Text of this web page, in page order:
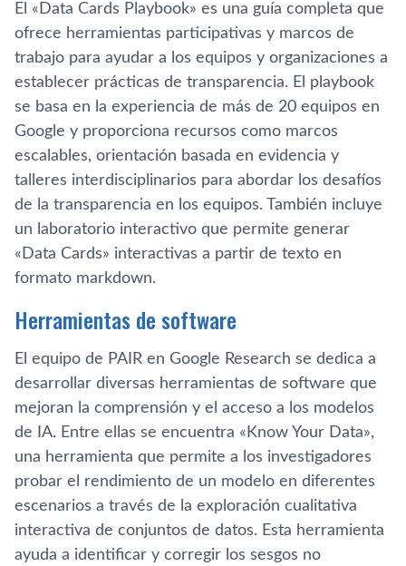
El «Data Cards Playbook» es una guía completa que
ofrece herramientas participativas y marcos de
trabajo para ayudar a los equipos y organizaciones a
establecer prácticas de transparencia. El playbook
se basa en la experiencia de más de 20 equipos en
Google y proporciona recursos como marcos
escalables, orientación basada en evidencia y
talleres interdisciplinarios para abordar los desafíos
de la transparencia en los equipos. También incluye
un laboratorio interactivo que permite generar
«Data Cards» interactivas a partir de texto en
formato markdown.
Herramientas de software
El equipo de PAIR en Google Research se dedica a
desarrollar diversas herramientas de software que
mejoran la comprensión y el acceso a los modelos
de IA. Entre ellas se encuentra «Know Your Data»,
una herramienta que permite a los investigadores
probar el rendimiento de un modelo en diferentes
escenarios a través de la exploración cualitativa
interactiva de conjuntos de datos. Esta herramienta
ayuda a identificar y corregir los sesgos no